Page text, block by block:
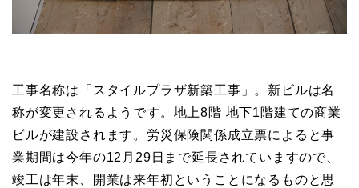
工事名称は「スタイルプラザ新築工事」。新ビルは名
称が変更されるようです。地上8階 地下1階建ての商業
ビルが建設されます。労災保険関係成立票によると事
業期間は今年の12月29日まで延長されていますので、
竣工は年末、開業は来年初ということになるものと思